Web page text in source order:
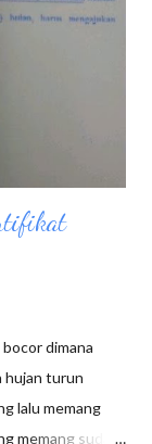
beberapa
LUNA play
pembersih
play plus
dimana
hujan turun
lalu memang
memang sudah